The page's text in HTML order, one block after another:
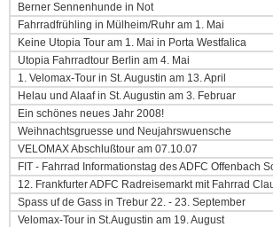
Berner Sennenhunde in Not
Fahrradfrühling in Mülheim/Ruhr am 1. Mai
Keine Utopia Tour am 1. Mai in Porta Westfalica
Utopia Fahrradtour Berlin am 4. Mai
1. Velomax-Tour in St. Augustin am 13. April
Helau und Alaaf in St. Augustin am 3. Februar
Ein schönes neues Jahr 2008!
Weihnachtsgruesse und Neujahrswuensche
VELOMAX Abschlußtour am 07.10.07
FIT - Fahrrad Informationstag des ADFC Offenbach
12. Frankfurter ADFC Radreisemarkt mit Fahrrad
Spass uf de Gass in Trebur 22. - 23. September
Velomax-Tour in St.Augustin am 19. August